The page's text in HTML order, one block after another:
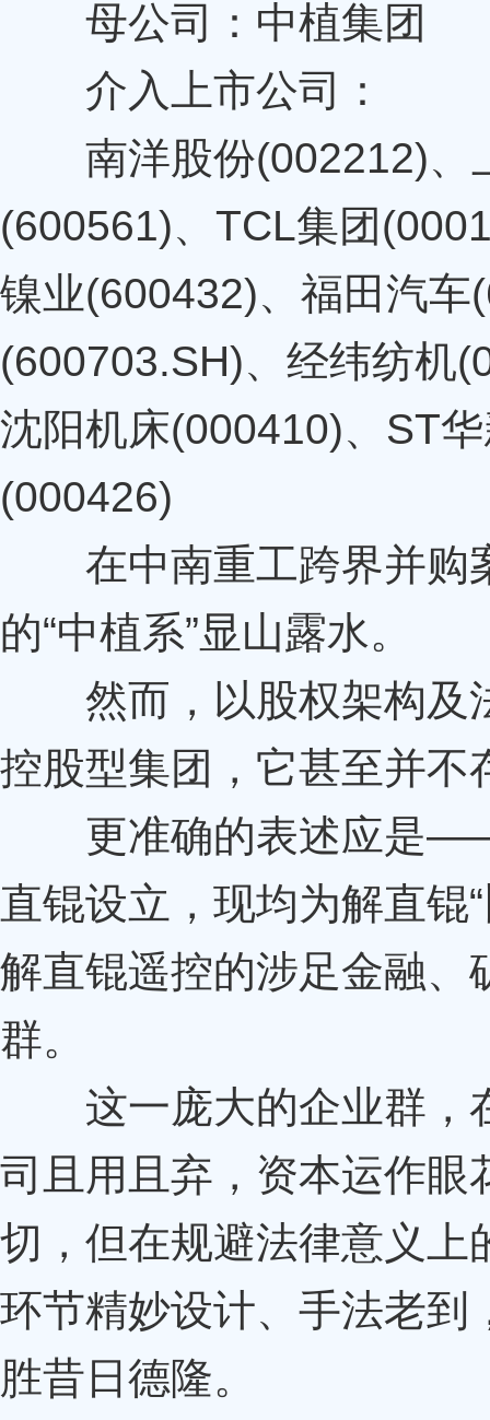
母公司：中植集团
介入上市公司：
南洋股份(002212)、
(600561)、TCL集团
镍业(600432)、福田汽车
(600703.SH)、经纬纺机
沈阳机床(000410)、ST
(000426)
在中南重工跨界并购
的“中植系”显山露水。
然而，以股权架构及法
控股型集团，它甚至并不
更准确的表述应是——
直锟设立，现均为解直锟
解直锟遥控的涉足金融、
群。
这一庞大的企业群，
司且用且弃，资本运作眼
切，但在规避法律意义上
环节精妙设计、手法老到
胜昔日德隆。